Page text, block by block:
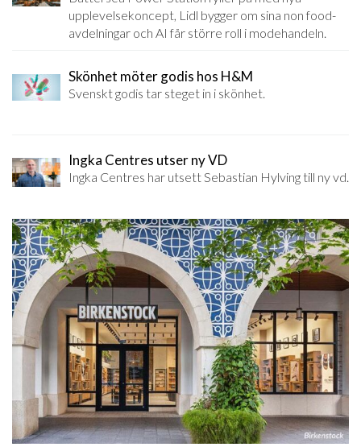
upplevelsekoncept, Lidl bygger om sina non food-
avdelningar och AI får större roll i modehandeln.
Skönhet möter godis hos H&M
Svenskt godis tar steget in i skönhet.
Ingka Centres utser ny VD
Ingka Centres har utsett Sebastian Hylving till ny vd.